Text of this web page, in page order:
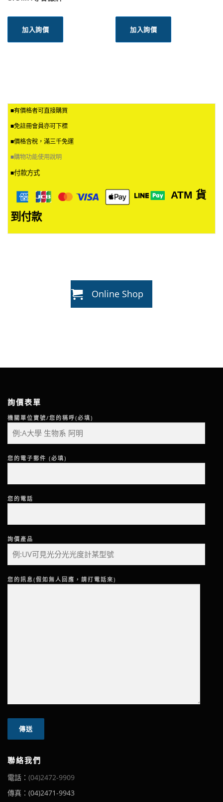
加入詢價 加入詢價
■有價格者可直接購買
■免註冊會員亦可下標
■價格含稅，滿三千免運
■購物功能使用說明
■付款方式
ATM 貨
到付款
Online Shop
詢價表單
機關單位寶號/您的稱呼(必填)
您的電子郵件 (必填)
您的電話
詢價產品
您的訊息(假如無人回應，請打電話來)
聯絡我們
電話： (04)2472-9909
傳真：(04)2471-9943